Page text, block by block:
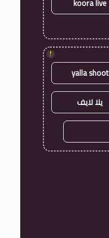
koora live
!
yalla shoot
يلا لايف